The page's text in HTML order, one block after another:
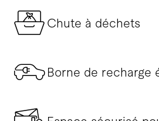
Chute à déchets
Borne de recharge